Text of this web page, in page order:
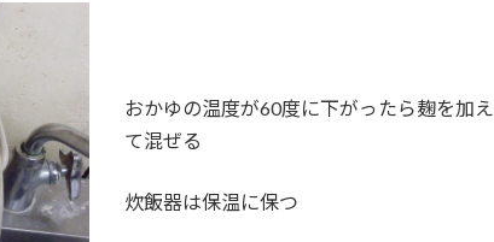
おかゆの温度が60度に下がったら麹を加え
て混ぜる
炊飯器は保温に保つ